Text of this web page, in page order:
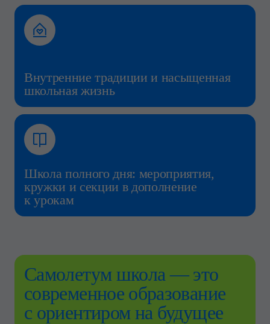
Внутренние традиции и насыщенная
школьная жизнь
Школа полного дня: мероприятия,
кружки и секции в дополнение
к урокам
Самолетум школа — это
современное образование
с ориентиром на будущее